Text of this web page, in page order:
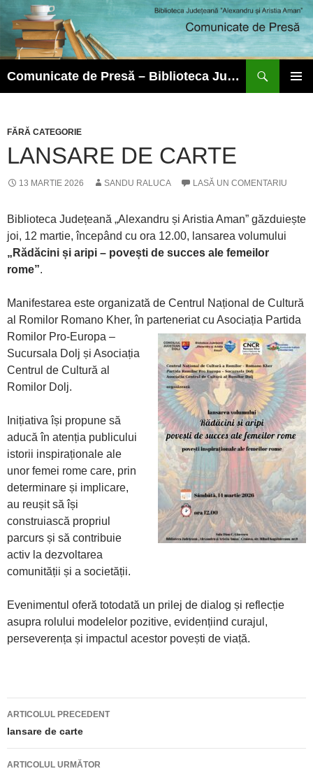
Comunicate de Presă – Biblioteca Județeană ”Alexandru și Aristia Aman”
FĂRĂ CATEGORIE
LANSARE DE CARTE
13 MARTIE 2026 SANDU RALUCA LASĂ UN COMENTARIU
Biblioteca Județeană „Alexandru și Aristia Aman” găzduiește
joi, 12 martie, începând cu ora 12.00, lansarea volumului
„Rădăcini și aripi – povești de succes ale femeilor
rome”.
Manifestarea este organizată de Centrul Național de Cultură
al Romilor Romano Kher, în parteneriat cu Asociația Partida
Romilor Pro-Europa –
Sucursala Dolj și Asociația
Centrul de Cultură al
Romilor Dolj.
Inițiativa își propune să
aducă în atenția publicului
istorii inspiraționale ale
unor femei rome care, prin
determinare și implicare,
au reușit să își
construiască propriul
parcurs și să contribuie
activ la dezvoltarea
comunității și a societății.
Evenimentul oferă totodată un prilej de dialog și reflecție
asupra rolului modelelor pozitive, evidențiind curajul,
perseverența și impactul acestor povești de viață.
Navigare
articole
ARTICOLUL PRECEDENT
lansare de carte
ARTICOLUL URMĂTOR